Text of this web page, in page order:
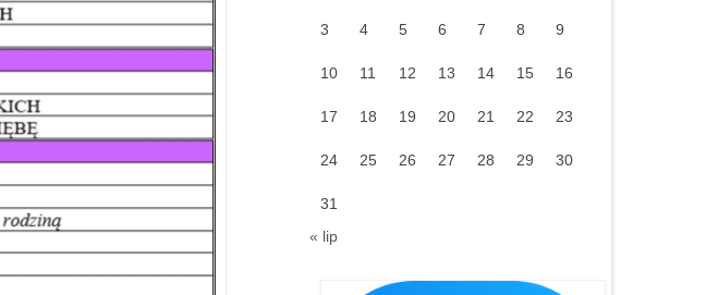
3 4 5 6 7 8 9
10 11 12 13 14 15 16
17 18 19 20 21 22 23
24 25 26 27 28 29 30
31
« lip